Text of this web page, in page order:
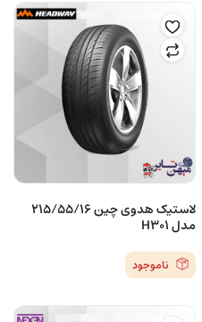
لاستیک هدوی چین 215/55/16
مدل H301
ناموجود